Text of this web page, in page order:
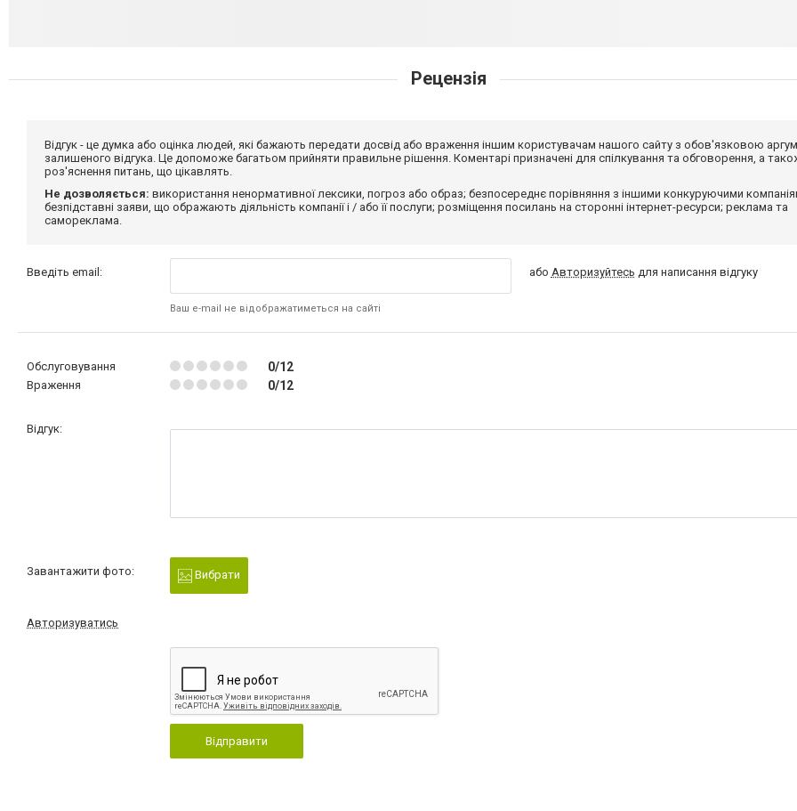
Рецензія
Відгук - це думка або оцінка людей, які бажають передати досвід або враження іншим користувачам нашого сайту з обов'язковою
залишеного відгука. Це допоможе багатьом прийняти правильне рішення. Коментарі призначені для спілкування та обговорення, а
роз'яснення питань, що цікавлять.
Не дозволяється: використання ненормативної лексики, погроз або образ; безпосереднє порівняння з іншими конкуруючими
безпідставні заяви, що ображають діяльність компанії і / або її послуги; розміщення посилань на сторонні інтернет-ресурси; реклама та
самореклама.
Введіть email:
Ваш e-mail не відображатиметься на сайті
або Авторизуйтесь для написання відгуку
Обслуговування 0/12
Враження 0/12
Відгук:
Завантажити фото: Вибрати
Авторизуватись
Відправити